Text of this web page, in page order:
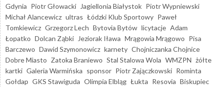
Gdynia Piotr Głowacki Jagiellonia Białystok Piotr Wypniewski
Michał Alancewicz ultras Łódzki Klub Sportowy Paweł
Tomkiewicz Grzegorz Lech Bytovia Bytów licytacje Adam
Łopatko Dolcan Ząbki Jeziorak Iława Mrągowia Mrągowo Pisa
Barczewo Dawid Szymonowicz karnety Chojniczanka Chojnice
Dobre Miasto Zatoka Braniewo Stal Stalowa Wola WMZPN żółte
kartki Galeria Warmińska sponsor Piotr Zajączkowski Rominta
Gołdap GKS Stawiguda Olimpia Elbląg Łukta Resovia Biskupiec